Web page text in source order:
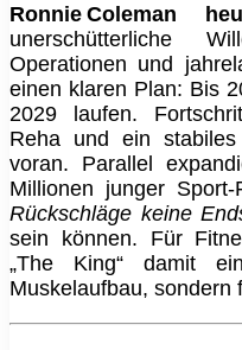
Ronnie Coleman
unerschütterliche
Operationen und
einen klaren Plan: Bis
2029 laufen.
Reha und ein stabiles
voran. Parallel
Millionen junger
Rückschläge keine
sein können. Für
„The King“ damit
Muskelaufbau, sondern